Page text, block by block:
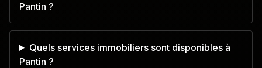
Pantin ?
Quels services immobiliers sont disponibles à
Pantin ?